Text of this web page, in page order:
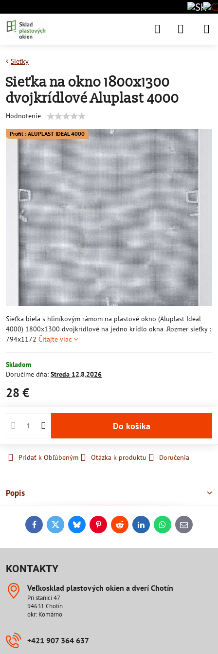
Profil : ALUPLAST IDEAL 4000
Sieťky
Sieťka na okno 1800x1300
dvojkrídlové Aluplast 4000
Hodnotenie
Sieťka biela s hliníkovým rámom na plastové okno (Aluplast Ideal
4000) 1800x1300 dvojkrídlové na jedno krídlo okna .Rozmer sieťky :
794x1172 Čítajte viac
Skladom
Doručíme dňa: Streda 12.8.2026
28 €
Do košíka
Pridať k Obľúbeným Otázka k produktu Doručenia
Popis
FacebookTwitterBlueskyPinterestReddit LinkedInWhatsApp
E-
mail
KONTAKTY
Veľkosklad plastových okien a dverí Chotín
Pri stanici 47
94631 Chotín
okr: Komárno
+421 907 364 637